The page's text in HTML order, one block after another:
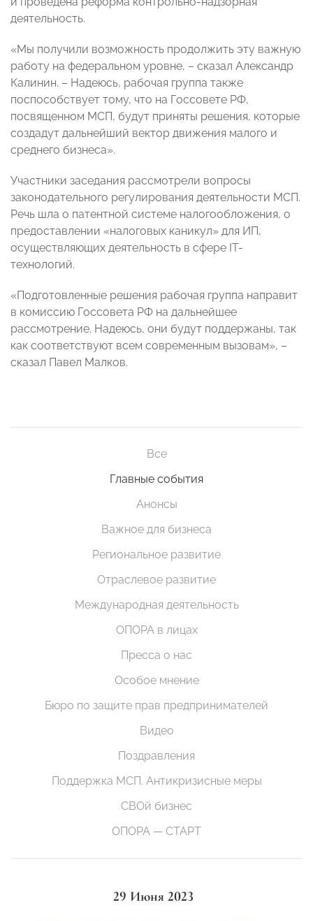
деятельность.
«Мы получили возможность продолжить эту важную
работу на федеральном уровне, – сказал Александр
Калинин. – Надеюсь, рабочая группа также
поспособствует тому, что на Госсовете РФ,
посвященном МСП, будут приняты решения, которые
создадут дальнейший вектор движения малого и
среднего бизнеса».
Участники заседания рассмотрели вопросы
законодательного регулирования деятельности МСП.
Речь шла о патентной системе налогообложения, о
предоставлении «налоговых каникул» для ИП,
осуществляющих деятельность в сфере IT-
технологий.
«Подготовленные решения рабочая группа направит
в комиссию Госсовета РФ на дальнейшее
рассмотрение. Надеюсь, они будут поддержаны, так
как соответствуют всем современным вызовам», –
сказал Павел Малков.
Все
Главные события
Анонсы
Важное для бизнеса
Региональное развитие
Отраслевое развитие
Международная деятельность
ОПОРА в лицах
Пресса о нас
Особое мнение
Бюро по защите прав предпринимателей
Видео
Поздравления
Поддержка МСП. Антикризисные меры
СВОй бизнес
ОПОРА — СТАРТ
29 Июня 2023